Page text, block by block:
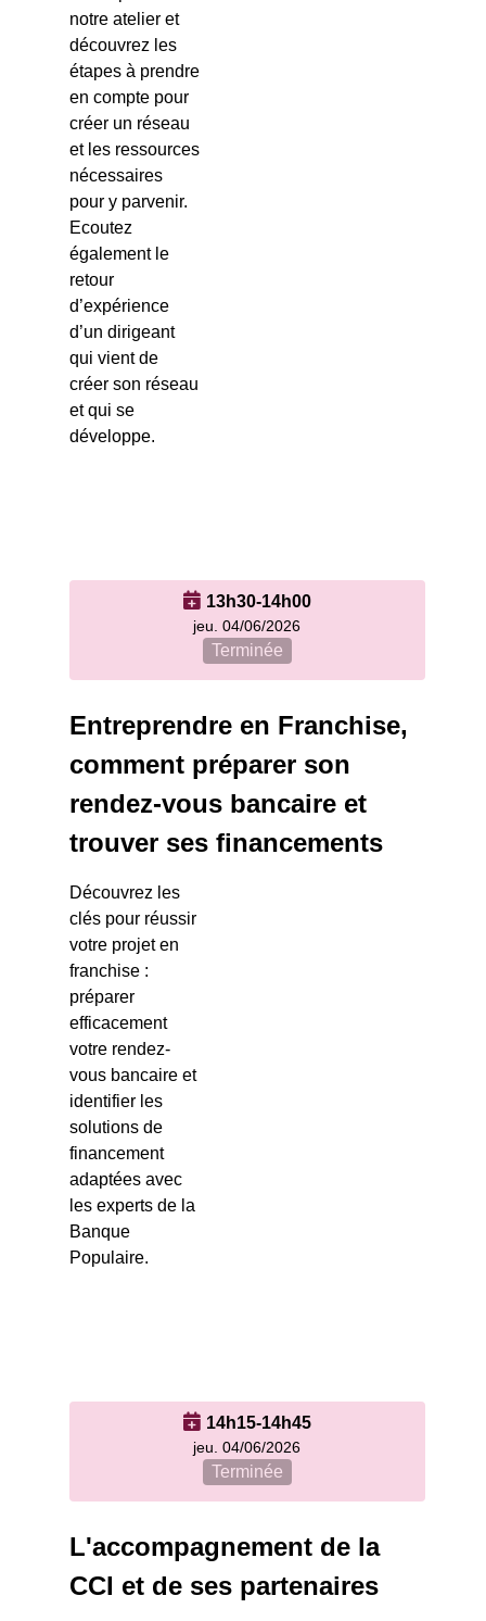
notre atelier et
découvrez les
étapes à prendre
en compte pour
créer un réseau
et les ressources
nécessaires
pour y parvenir.
Ecoutez
également le
retour
d’expérience
d’un dirigeant
qui vient de
créer son réseau
et qui se
développe.
13h30-14h00
jeu. 04/06/2026
Terminée
Entreprendre en Franchise,
comment préparer son
rendez-vous bancaire et
trouver ses financements
Découvrez les
clés pour réussir
votre projet en
franchise :
préparer
efficacement
votre rendez-
vous bancaire et
identifier les
solutions de
financement
adaptées avec
les experts de la
Banque
Populaire.
14h15-14h45
jeu. 04/06/2026
Terminée
L'accompagnement de la
CCI et de ses partenaires